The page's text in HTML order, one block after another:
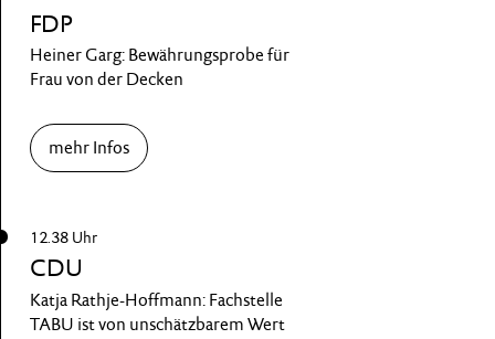
FDP
Heiner Garg: Bewährungsprobe für
Frau von der Decken
mehr Infos
12.38 Uhr
CDU
Katja Rathje-Hoffmann: Fachstelle
TABU ist von unschätzbarem Wert